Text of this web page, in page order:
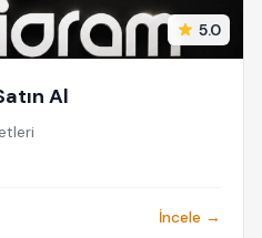
5.0
Al
İncele →